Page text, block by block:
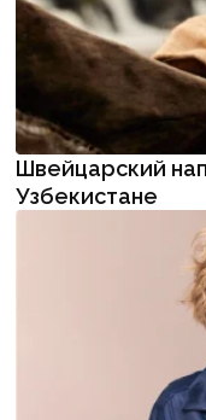
Швейцарский
Узбекистане